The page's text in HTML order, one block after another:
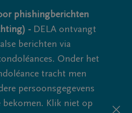
phishingberichten
- DELA ontvangt
berichten via
Onder het
tracht men
persoonsgegevens
bekomen. Klik niet op